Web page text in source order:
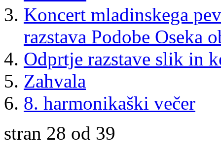
Koncert mladinskega
razstava Podobe Oseka
Odprtje razstave slik in
Zahvala
8. harmonikaški večer
stran 28 od 39